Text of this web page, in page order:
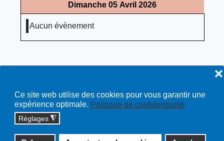
Ce site web utilise des cookies pour vous garantir une
expérience optimale. Politique de confidentialité
Réglages ◮
❌
Dimanche 05 Avril 2026
Aucun évènement
Copyright © 2026 cossonay.ch - tous droits réservés | site :